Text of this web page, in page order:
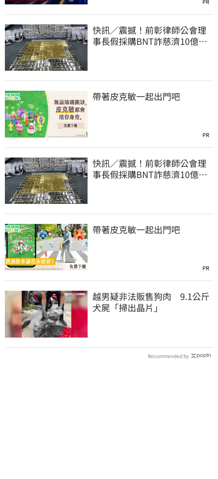
快訊／震撼！前彰律師公會理
事長假採購BNT詐慈濟10億、
帶著皮克敏一起出門吧
PR
快訊／震撼！前彰律師公會理
事長假採購BNT詐慈濟10億、
帶著皮克敏一起出門吧
PR
越男疑非法販售狗肉 9.1公斤
犬屍「掃出晶片」
Recommended by